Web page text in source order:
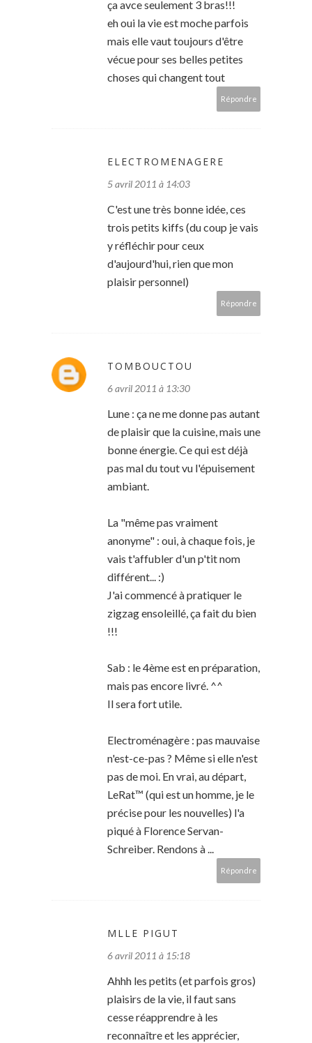
ça avce seulement 3 bras!!!
eh oui la vie est moche parfois
mais elle vaut toujours d'être
vécue pour ses belles petites
choses qui changent tout
Répondre
ELECTROMENAGERE
5 avril 2011 à 14:03
C'est une très bonne idée, ces
trois petits kiffs (du coup je vais
y réfléchir pour ceux
d'aujourd'hui, rien que mon
plaisir personnel)
Répondre
TOMBOUCTOU
6 avril 2011 à 13:30
Lune : ça ne me donne pas autant
de plaisir que la cuisine, mais une
bonne énergie. Ce qui est déjà
pas mal du tout vu l'épuisement
ambiant.
La "même pas vraiment
anonyme" : oui, à chaque fois, je
vais t'affubler d'un p'tit nom
différent... :)
J'ai commencé à pratiquer le
zigzag ensoleillé, ça fait du bien
!!!
Sab : le 4ème est en préparation,
mais pas encore livré. ^^
Il sera fort utile.
Electroménagère : pas mauvaise
n'est-ce-pas ? Même si elle n'est
pas de moi. En vrai, au départ,
LeRat™ (qui est un homme, je le
précise pour les nouvelles) l'a
piqué à Florence Servan-
Schreiber. Rendons à ...
Répondre
MLLE PIGUT
6 avril 2011 à 15:18
Ahhh les petits (et parfois gros)
plaisirs de la vie, il faut sans
cesse réapprendre à les
reconnaître et les apprécier,